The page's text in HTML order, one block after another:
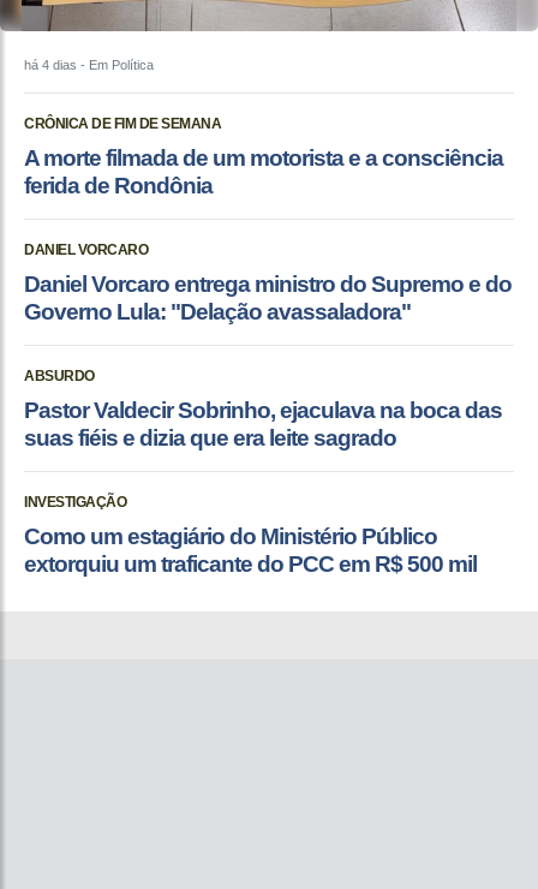
há 4 dias - Em Política
CRÔNICA DE FIM DE SEMANA
A morte filmada de um motorista e a consciência
ferida de Rondônia
DANIEL VORCARO
Daniel Vorcaro entrega ministro do Supremo e do
Governo Lula: "Delação avassaladora"
ABSURDO
Pastor Valdecir Sobrinho, ejaculava na boca das
suas fiéis e dizia que era leite sagrado
INVESTIGAÇÃO
Como um estagiário do Ministério Público
extorquiu um traficante do PCC em R$ 500 mil